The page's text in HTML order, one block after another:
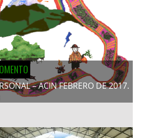
– ACIN FEBRERO DE 2017.